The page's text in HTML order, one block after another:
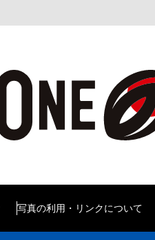
写真の利用・リンクについて